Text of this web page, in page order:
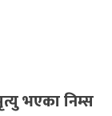
भएका निम्स